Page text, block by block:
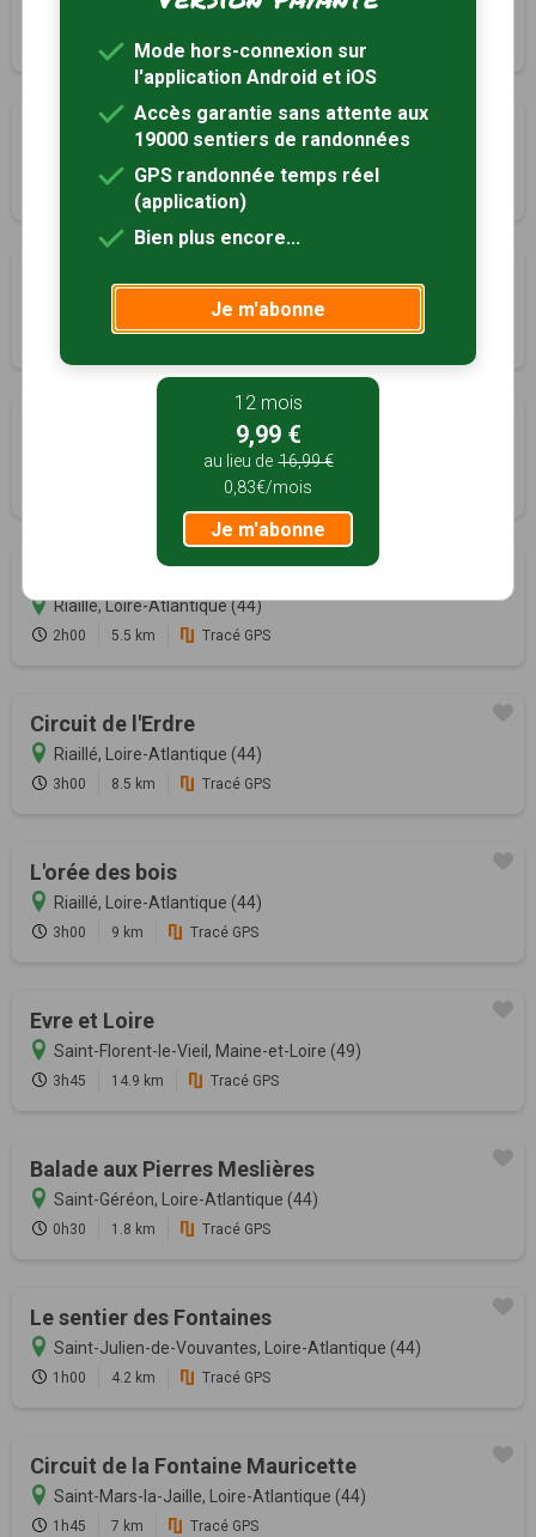
Moisdon-la-Rivière, Loire-Atlantique (44)
10 km
Sentier du Prince
2 km Tracé GPS
La Grande Verrière
Montrelais, Loire-Atlantique (44)
8.3 km Tracé GPS
Riaillé, Loire-Atlantique (44)
Tracé GPS
Riaillé, Loire-Atlantique (44)
2h00 5.5 km Tracé GPS
Circuit de l'Erdre
Riaillé, Loire-Atlantique (44)
3h00 8.5 km Tracé GPS
L'orée des bois
Riaillé, Loire-Atlantique (44)
3h00 9 km Tracé GPS
Evre et Loire
Saint-Florent-le-Vieil, Maine-et-Loire (49)
3h45 14.9 km Tracé GPS
Balade aux Pierres Meslières
Saint-Géréon, Loire-Atlantique (44)
0h30 1.8 km Tracé GPS
Le sentier des Fontaines
Saint-Julien-de-Vouvantes, Loire-Atlantique (44)
1h00 4.2 km Tracé GPS
Circuit de la Fontaine Mauricette
Saint-Mars-la-Jaille, Loire-Atlantique (44)
1h45 7 km Tracé GPS
Mode hors-connexion sur
l'application Android et iOS
Accès garantie sans attente aux
19000 sentiers de randonnées
GPS randonnée temps réel
(application)
Bien plus encore...
Je m'abonne
12 mois
9,99 €
au lieu de 16,99 €
0,83€/mois
Je m'abonne